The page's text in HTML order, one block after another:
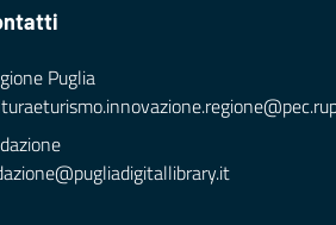
Puglia